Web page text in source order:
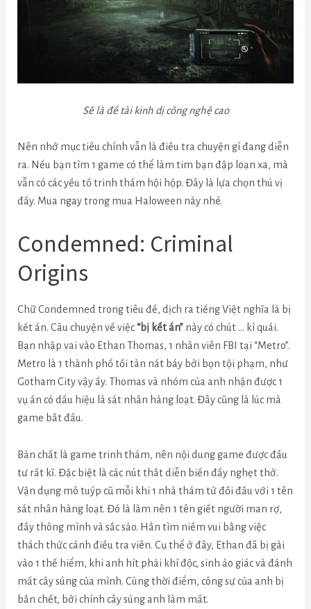
Sẽ là đề tài kinh dị công nghệ cao
Nên nhớ mục tiêu chính vẫn là điều tra chuyện gì đang diễn
ra. Nếu bạn tìm 1 game có thể làm tim bạn đập loạn xa, mà
vẫn có các yếu tố trinh thám hội hộp. Đây là lựa chọn thú vị
đấy. Mua ngay trong mua Haloween này nhé.
Condemned: Criminal
Origins
Chữ Condemned trong tiêu đề, dịch ra tiếng Việt nghĩa là bị
kết án. Câu chuyện về việc “bị kết án” này có chút … kì quái.
Bạn nhập vai vào Ethan Thomas, 1 nhân viên FBI tại “Metro”.
Metro là 1 thành phố tồi tàn nát báy bởi bọn tội phạm, như
Gotham City vậy ấy. Thomas và nhóm của anh nhận được 1
vụ án có dấu hiệu là sát nhân hàng loạt. Đây cũng là lúc mà
game bắt đầu.
Bản chất là game trinh thám, nên nội dung game được đầu
tư rất kĩ. Đặc biệt là các nút thắt diễn biến đầy nghẹt thở.
Vận dụng mô tuýp cũ mỗi khi 1 nhà thám tử đối đầu với 1 tên
sát nhân hàng loạt. Đó là làm nên 1 tên giết người man rợ,
đầy thông mình và sắc sảo. Hắn tìm niềm vui bằng việc
thách thức cánh điều tra viên. Cụ thể ở đây, Ethan đã bị gài
vào 1 thế hiểm, khi anh hít phải khí độc, sinh ảo giác và đánh
mất cây súng của mình. Cùng thời điểm, công sự của anh bị
bắn chết, bởi chính cây súng anh làm mất.